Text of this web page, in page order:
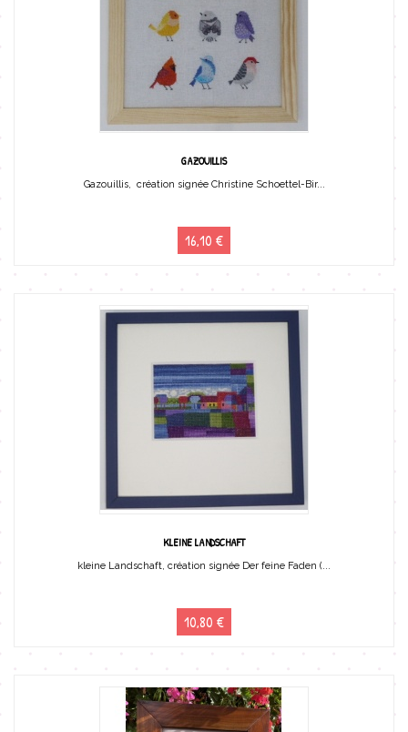
GAZOUILLIS
Gazouillis, création signée Christine Schoettel-Bir...
16,10 €
KLEINE LANDSCHAFT
kleine Landschaft, création signée Der feine Faden (...
10,80 €